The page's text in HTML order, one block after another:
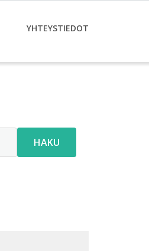
YHTEYSTIEDOT
HAKU